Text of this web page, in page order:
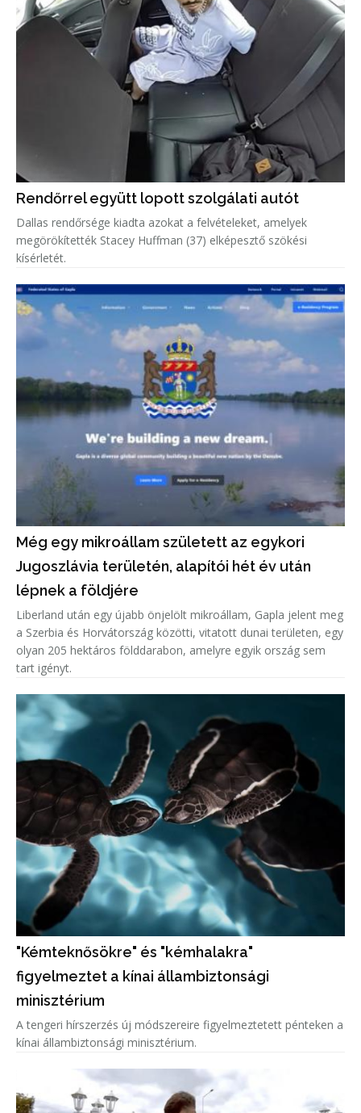
Rendőrrel együtt lopott szolgálati autót
Dallas rendőrsége kiadta azokat a felvételeket, amelyek
megörökítették Stacey Huffman (37) elképesztő szökési
kísérletét.
Még egy mikroállam született az egykori
Jugoszlávia területén, alapítói hét év után
lépnek a földjére
Liberland után egy újabb önjelölt mikroállam, Gapla jelent meg
a Szerbia és Horvátország közötti, vitatott dunai területen, egy
olyan 205 hektáros földdarabon, amelyre egyik ország sem
tart igényt.
"Kémteknősökre" és "kémhalakra"
figyelmeztet a kínai állambiztonsági
minisztérium
A tengeri hírszerzés új módszereire figyelmeztetett pénteken a
kínai állambiztonsági minisztérium.